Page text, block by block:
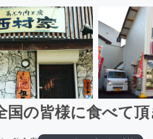
の皆様に食べて頂